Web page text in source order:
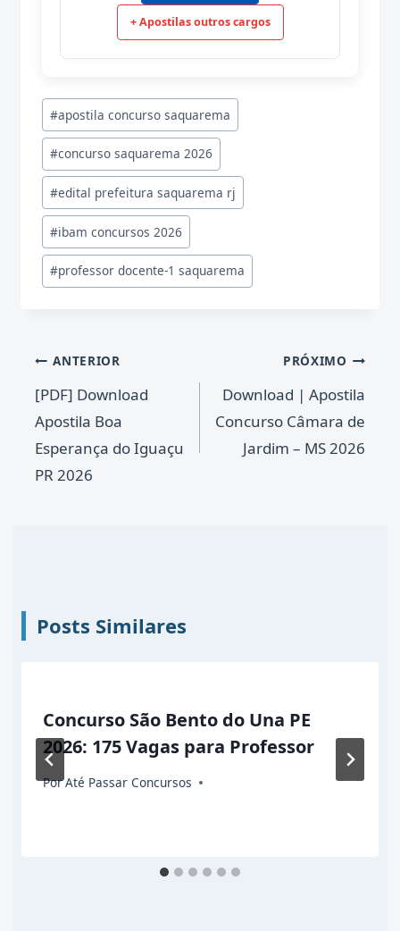
+ Apostilas outros cargos
Tags
do
Post:
#apostila concurso saquarema
#concurso saquarema 2026
#edital prefeitura saquarema rj
#ibam concursos 2026
#professor docente-1 saquarema
Navegação
de
Post
ANTERIOR
[PDF] Download
Apostila Boa
Esperança do Iguaçu
PR 2026
PRÓXIMO
Download | Apostila
Concurso Câmara de
Jardim – MS 2026
Posts Similares
Concurso São Bento do Una PE
2026: 175 Vagas para Professor
PorAté Passar Concursos